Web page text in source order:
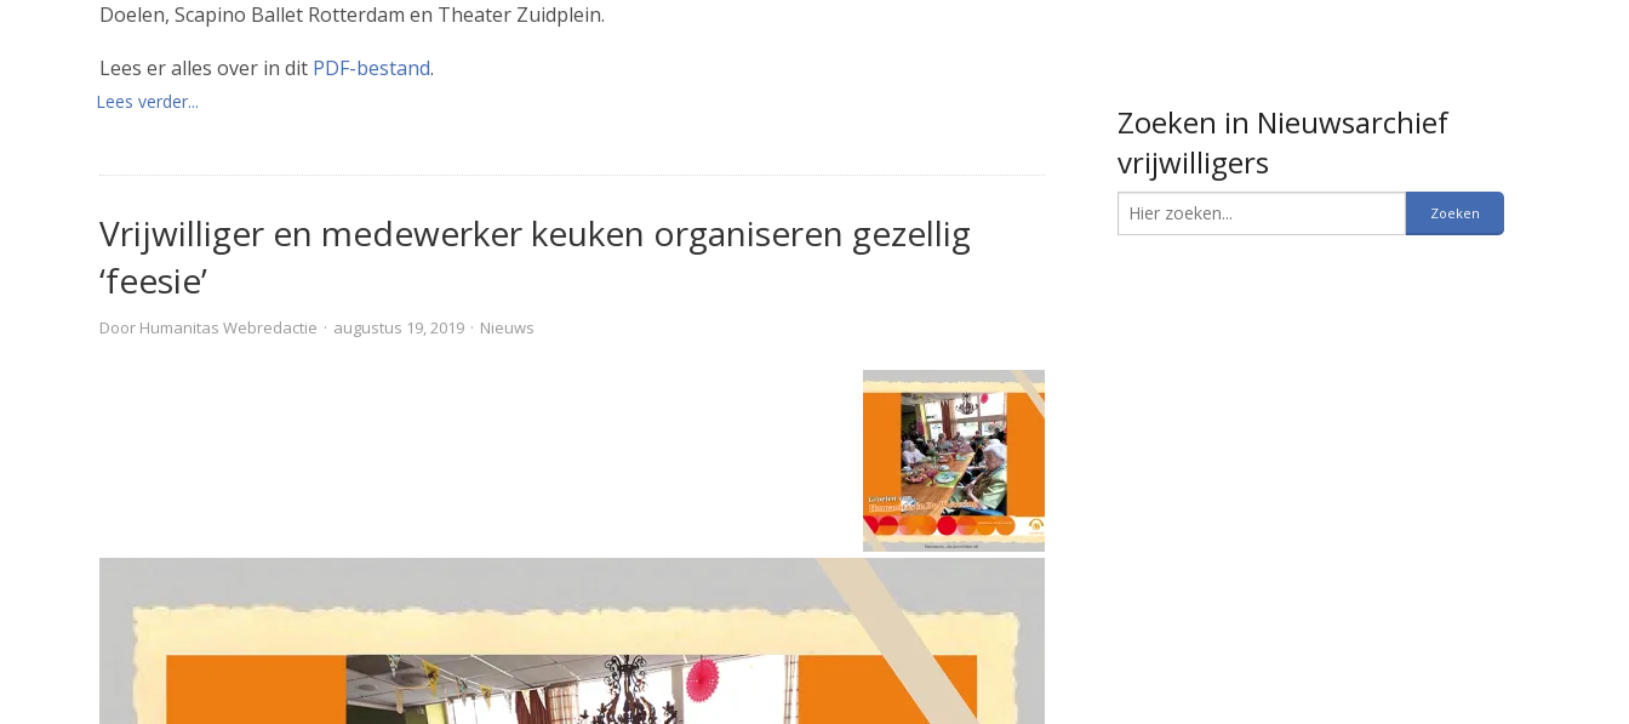
Doelen, Scapino Ballet Rotterdam en Theater Zuidplein.
Lees er alles over in dit PDF-bestand.
Lees verder...
Vrijwilliger en medewerker keuken organiseren gezellig
‘feesie’
Door Humanitas Webredactie · augustus 19, 2019 · Nieuws
Zoeken in Nieuwsarchief
vrijwilligers